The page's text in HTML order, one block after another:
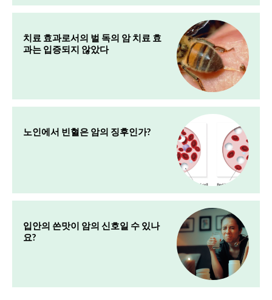
치료 효과로서의 벌 독의 암 치료 효
과는 입증되지 않았다
노인에서 빈혈은 암의 징후인가?
입안의 쓴맛이 암의 신호일 수 있나
요?